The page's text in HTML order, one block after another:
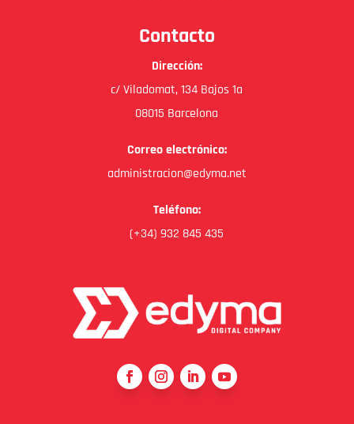
Contacto
Dirección:
c/ Viladomat, 134 Bajos 1a
08015 Barcelona
Correo electrónico:
administracion@edyma.net
Teléfono:
(+34) 932 845 435